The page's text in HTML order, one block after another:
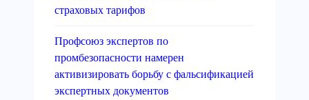
страховых тарифов
Профсоюз экспертов по
промбезопасности намерен
активизировать борьбу с фальсификацией
экспертных документов